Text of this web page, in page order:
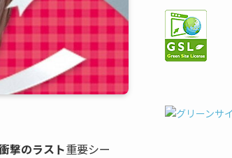
撃のラスト重要シー